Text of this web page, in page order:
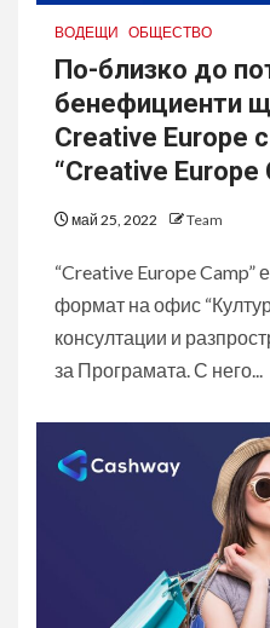
ВОДЕЩИ ОБЩЕСТВО
По-близко до
бенефициенти
Creative Europe
“Creative Europe
май 25, 2022 Team
“Creative Europe Camp”
формат на офис
консултации и
за Програмата. С него...